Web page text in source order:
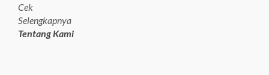
Cek
Selengkapnya
Tentang Kami